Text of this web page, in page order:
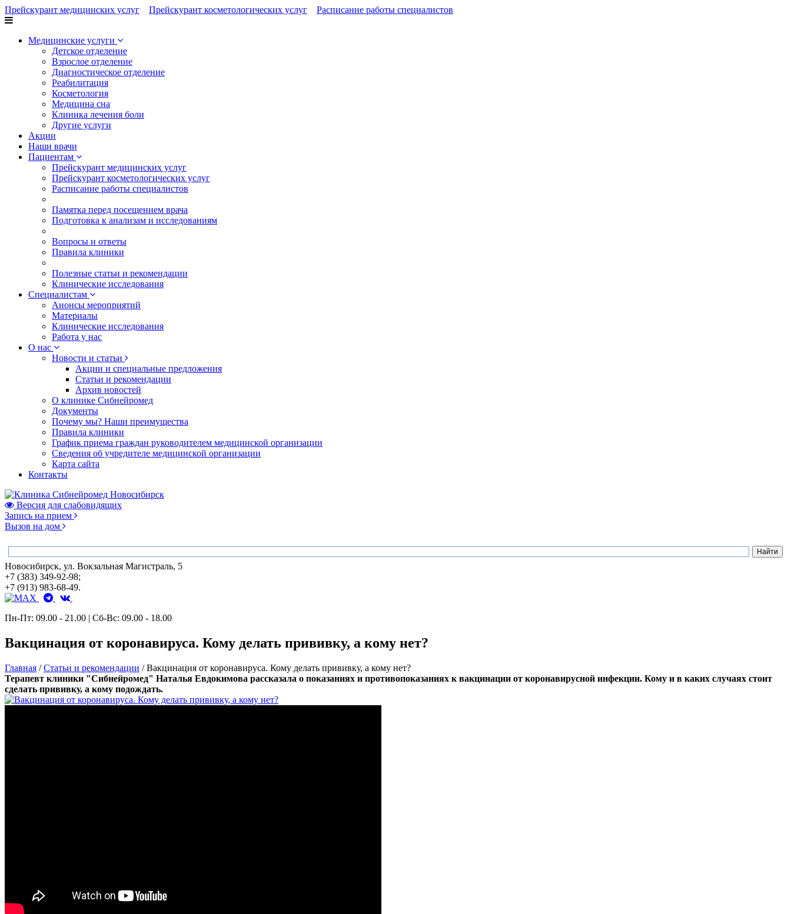
Прейскурант медицинских услуг Прейскурант косметологических услуг Расписание работы специалистов
Медицинские услуги
Детское отделение
Взрослое отделение
Диагностическое отделение
Реабилитация
Косметология
Медицина сна
Клиника лечения боли
Другие услуги
Акции
Наши врачи
Пациентам
Прейскурант медицинских услуг
Прейскурант косметологических услуг
Расписание работы специалистов
Памятка перед посещением врача
Подготовка к анализам и исследованиям
Вопросы и ответы
Правила клиники
Полезные статьи и рекомендации
Клинические исследования
Специалистам
Анонсы мероприятий
Материалы
Клинические исследования
Работа у нас
О нас
Новости и статьи
Акции и специальные предложения
Статьи и рекомендации
Архив новостей
О клинике Сибнейромед
Документы
Почему мы? Наши преимущества
Правила клиники
График приема граждан руководителем медицинской организации
Сведения об учредителе медицинской организации
Карта сайта
Контакты
Версия для слабовидящих
Запись на прием
Вызов на дом
Новосибирск, ул. Вокзальная Магистраль, 5
+7 (383) 349-92-98;
+7 (913) 983-68-49.
Пн-Пт: 09.00 - 21.00 | Сб-Вс: 09.00 - 18.00
Вакцинация от коронавируса. Кому делать прививку, а кому нет?
Главная /Статьи и рекомендации /Вакцинация от коронавируса. Кому делать прививку, а кому нет?
Терапевт клиники "Сибнейромед" Наталья Евдокимова рассказала о показаниях и противопоказаниях к вакцинации от коронавирусной инфекции. Кому и в каких случаях стоит
сделать прививку, а кому подождать.